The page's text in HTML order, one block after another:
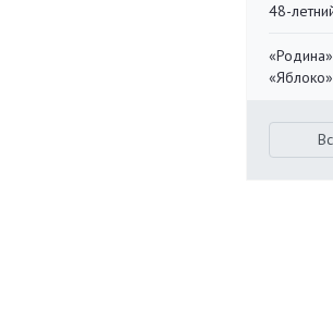
48-